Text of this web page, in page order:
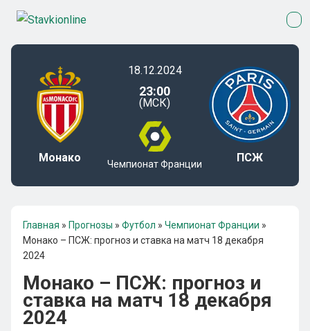
Монако
18.12.2024
23:00
(МСК)
Чемпионат Франции ПСЖ
Главная » Прогнозы » Футбол » Чемпионат Франции »
Монако – ПСЖ: прогноз и ставка на матч 18 декабря
2024
Монако – ПСЖ: прогноз и
ставка на матч 18 декабря
2024